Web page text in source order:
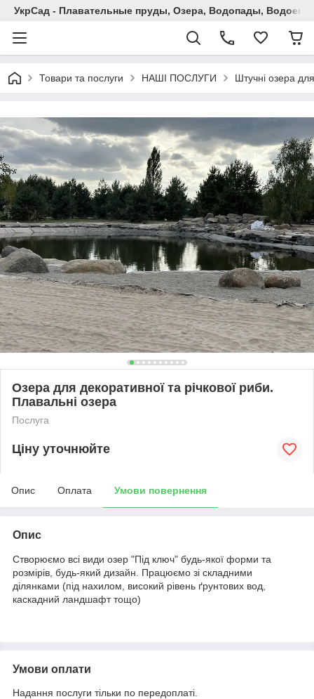
УкрСад - Плавательные пруды, Озера, Водопады,
Товари та послуги НАШІ ПОСЛУГИ Штучні озера
Озера для декоративної та річкової риби.
Плавальні озера
Послуга
Ціну уточнюйте
Опис Оплата Умови повернення
Опис
Створюємо всі види озер "Під ключ" будь-якої форми та
розмірів, будь-який дизайн. Працюємо зі складними
ділянками (під нахилом, високий рівень ґрунтових вод,
каскадний ландшафт тощо)
Умови оплати
Надання послуги тільки по передоплаті.